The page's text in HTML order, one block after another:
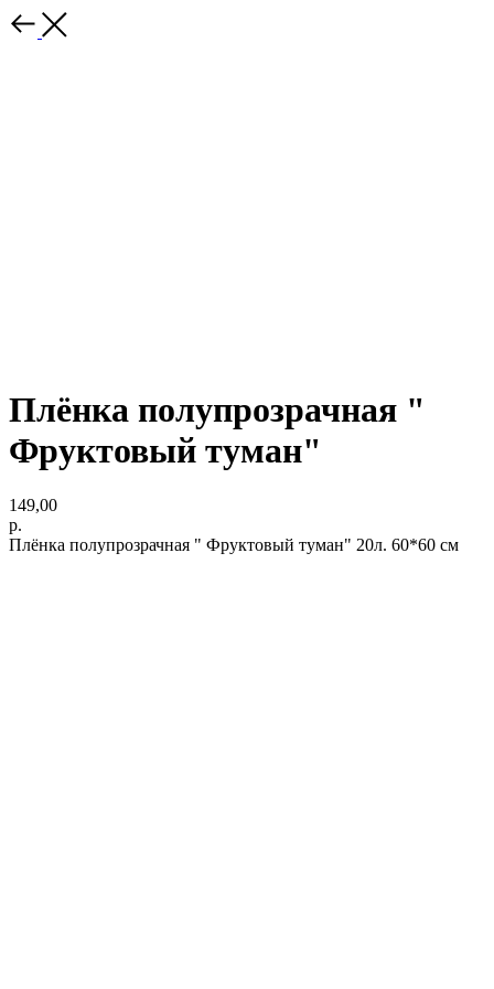
Плёнка полупрозрачная "
Фруктовый туман"
149,00
р.
Плёнка полупрозрачная " Фруктовый туман" 20л. 60*60 см